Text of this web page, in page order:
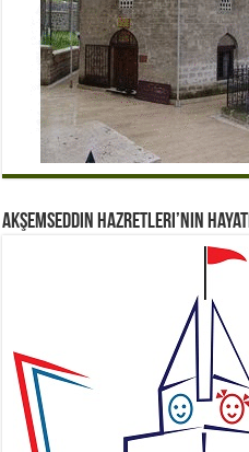
Akşemseddin Hazretleri’nin Hayatı